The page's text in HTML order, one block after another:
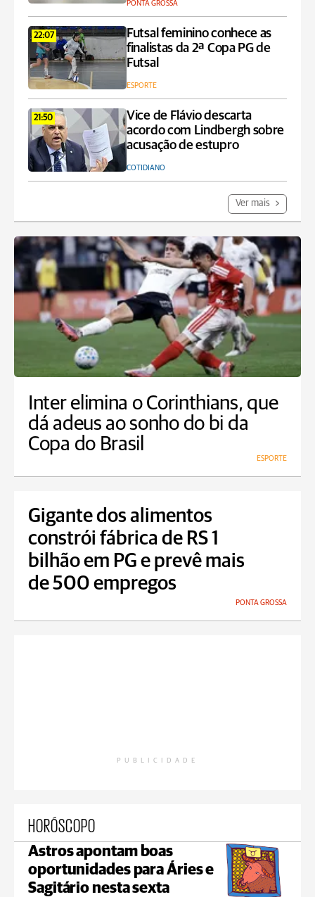
PONTA GROSSA
22:07
Futsal feminino conhece as
finalistas da 2ª Copa PG de
Futsal
ESPORTE
21:50
Vice de Flávio descarta
acordo com Lindbergh sobre
acusação de estupro
COTIDIANO
Ver mais
Inter elimina o Corinthians, que
dá adeus ao sonho do bi da
Copa do Brasil
ESPORTE
Gigante dos alimentos
constrói fábrica de RS 1
bilhão em PG e prevê mais
de 500 empregos
PONTA GROSSA
PUBLICIDADE
HORÓSCOPO
Astros apontam boas
oportunidades para Áries e
Sagitário nesta sexta